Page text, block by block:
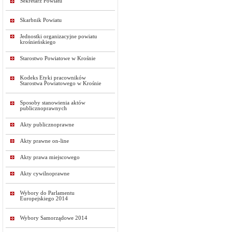
Skarbnik Powiatu
Jednostki organizacyjne powiatu
krośnieńskiego
Starostwo Powiatowe w Krośnie
Kodeks Etyki pracowników
Starostwa Powiatowego w Krośnie
Sposoby stanowienia aktów
publicznoprawnych
Akty publicznoprawne
Akty prawne on-line
Akty prawa miejscowego
Akty cywilnoprawne
Wybory do Parlamentu
Europejskiego 2014
Wybory Samorządowe 2014